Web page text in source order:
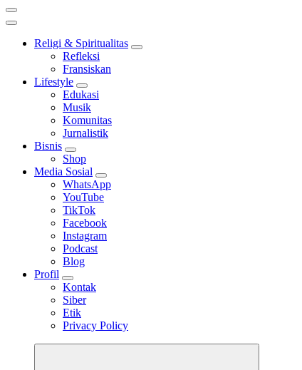
Religi & Spiritualitas
Refleksi
Fransiskan
Lifestyle
Edukasi
Musik
Komunitas
Jurnalistik
Bisnis
Shop
Media Sosial
WhatsApp
YouTube
TikTok
Facebook
Instagram
Podcast
Blog
Profil
Kontak
Siber
Etik
Privacy Policy